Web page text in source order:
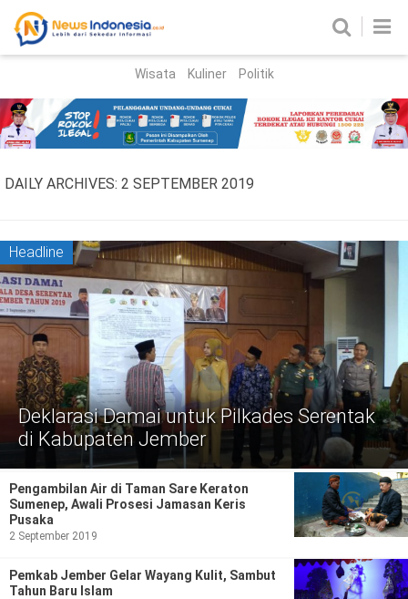
Parlemen
Nasional
Peristiwa
Hukum Kriminal
Korupsi
Politik
Gaya Hidup
Kesehatan Kuliner
Otomotif
Iptek
Wisata Kuliner Politik
DAILY ARCHIVES: 2 SEPTEMBER 2019
Headline
Deklarasi Damai untuk Pilkades Serentak
di Kabupaten Jember
Pengambilan Air di Taman Sare Keraton
Sumenep, Awali Prosesi Jamasan Keris
Pusaka
2 September 2019
Pemkab Jember Gelar Wayang Kulit, Sambut
Tahun Baru Islam